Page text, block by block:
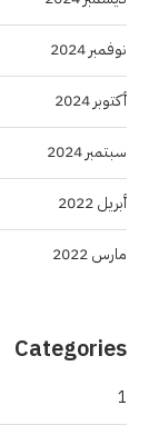
نوفمبر 2024
أكتوبر 2024
سبتمبر 2024
أبريل 2022
مارس 2022
Categories
1